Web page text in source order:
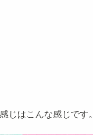
じはこんな感じです。